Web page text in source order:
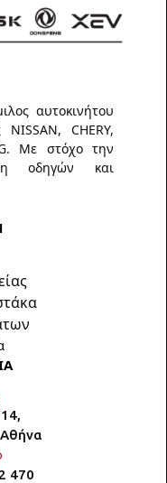
αυτοκινήτου
CHERY,
Με στόχο την
οδηγών και
470